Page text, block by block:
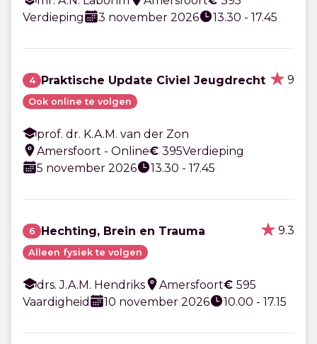
Verdieping
3 november 2026 13.30 - 17.45
4 Praktische Update Civiel Jeugdrecht 9
Ook online te volgen
prof. dr. K.A.M. van der Zon
Amersfoort - Online€ 395Verdieping
5 november 2026
13.30 - 17.45
6 Hechting, Brein en Trauma 9.3
Alleen fysiek te volgen
drs. J.A.M. Hendriks Amersfoort€ 595
Vaardigheid
10 november 2026 10.00 - 17.15